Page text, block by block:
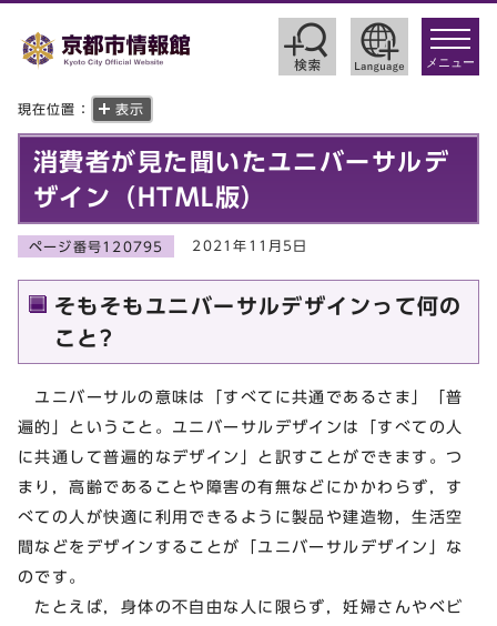
toggle
メニュー
現在位置： 表示
消費者が見た聞いたユニバーサルデ
ザイン（HTML版）
ページ番号120795 2021年11月5日
そもそもユニバーサルデザインって何の
こと?
ユニバーサルの意味は「すべてに共通であるさま」「普
遍的」ということ。ユニバーサルデザインは「すべての人
に共通して普遍的なデザイン」と訳すことができます。つ
まり，高齢であることや障害の有無などにかかわらず，す
べての人が快適に利用できるように製品や建造物，生活空
間などをデザインすることが「ユニバーサルデザイン」な
のです。
たとえば，身体の不自由な人に限らず，妊婦さんやベビ